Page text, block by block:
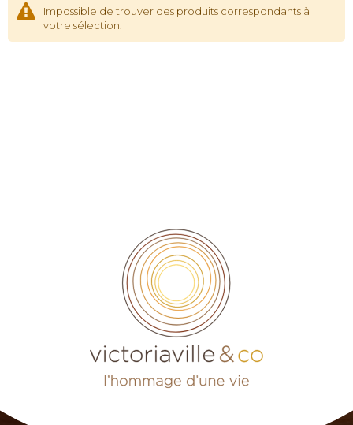
Impossible de trouver des produits correspondants à
votre sélection.
par